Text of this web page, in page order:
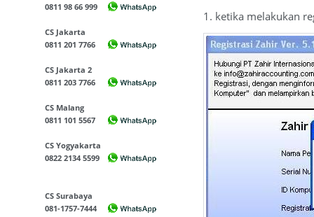
0811 98 66 999
CS Jakarta
0811 201 7766
CS Jakarta 2
0811 203 7766
CS Malang
0811 101 5567
CS Yogyakarta
0822 2134 5599
CS Surabaya
081-1757-7444
1. ketika melakukan